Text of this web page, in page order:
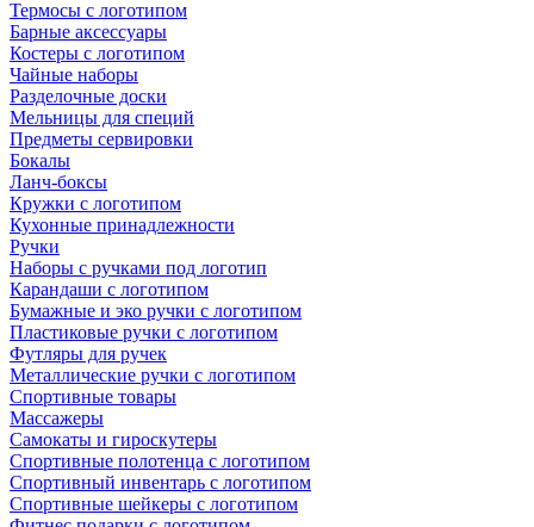
Термосы с логотипом
Барные аксессуары
Костеры с логотипом
Чайные наборы
Разделочные доски
Мельницы для специй
Предметы сервировки
Бокалы
Ланч-боксы
Кружки с логотипом
Кухонные принадлежности
Ручки
Наборы с ручками под логотип
Карандаши с логотипом
Бумажные и эко ручки с логотипом
Пластиковые ручки с логотипом
Футляры для ручек
Металлические ручки с логотипом
Спортивные товары
Массажеры
Самокаты и гироскутеры
Спортивные полотенца с логотипом
Спортивный инвентарь с логотипом
Спортивные шейкеры с логотипом